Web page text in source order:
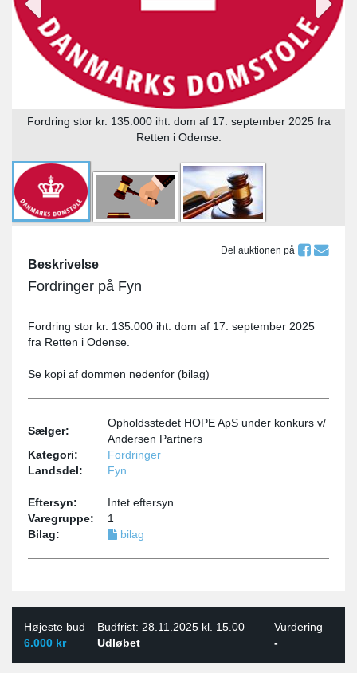
Fordring stor kr. 135.000 iht. dom af 17. september 2025 fra
Retten i Odense.
Del auktionen på
Beskrivelse
Fordringer på Fyn
Fordring stor kr. 135.000 iht. dom af 17. september 2025
fra Retten i Odense.
Se kopi af dommen nedenfor (bilag)
Sælger:
Opholdsstedet HOPE ApS under konkurs v/
Andersen Partners
Kategori:
Fordringer
Landsdel:
Fyn
Eftersyn:
Intet eftersyn.
Varegruppe:
1
Bilag:
bilag
Højeste bud Budfrist: 28.11.2025 kl. 15.00
Vurdering
6.000 kr
Udløbet -